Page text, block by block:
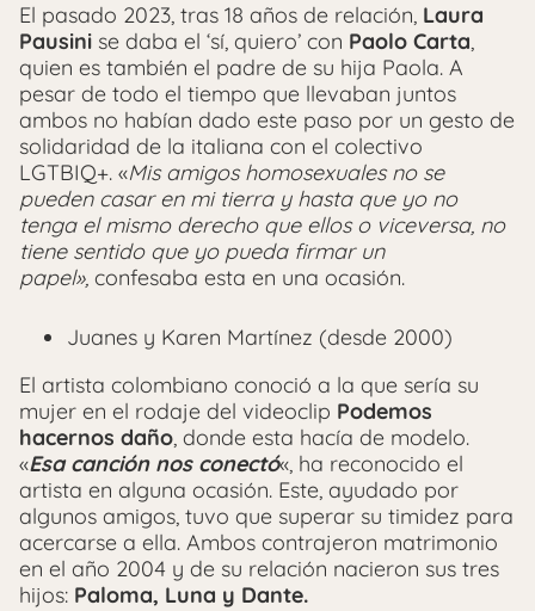
El pasado 2023, tras 18 años de relación, Laura
Pausini se daba el ‘sí, quiero’ con Paolo Carta,
quien es también el padre de su hija Paola. A
pesar de todo el tiempo que llevaban juntos
ambos no habían dado este paso por un gesto de
solidaridad de la italiana con el colectivo
LGTBIQ+. «Mis amigos homosexuales no se
pueden casar en mi tierra y hasta que yo no
tenga el mismo derecho que ellos o viceversa, no
tiene sentido que yo pueda firmar un
papel», confesaba esta en una ocasión.
Juanes y Karen Martínez (desde 2000)
El artista colombiano conoció a la que sería su
mujer en el rodaje del videoclip Podemos
hacernos daño, donde esta hacía de modelo.
«Esa canción nos conectó«, ha reconocido el
artista en alguna ocasión. Este, ayudado por
algunos amigos, tuvo que superar su timidez para
acercarse a ella. Ambos contrajeron matrimonio
en el año 2004 y de su relación nacieron sus tres
hijos: Paloma, Luna y Dante.